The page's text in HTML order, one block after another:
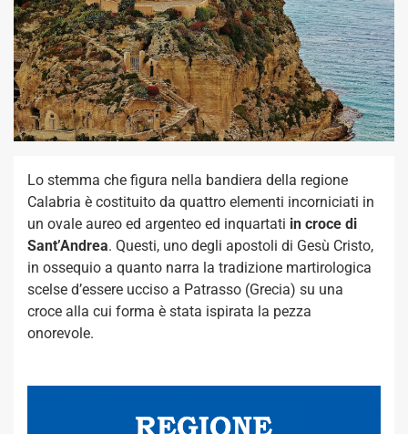
Lo stemma che figura nella bandiera della regione
Calabria è costituito da quattro elementi incorniciati in
un ovale aureo ed argenteo ed inquartati in croce di
Sant’Andrea. Questi, uno degli apostoli di Gesù Cristo,
in ossequio a quanto narra la tradizione martirologica
scelse d’essere ucciso a Patrasso (Grecia) su una
croce alla cui forma è stata ispirata la pezza
onorevole.